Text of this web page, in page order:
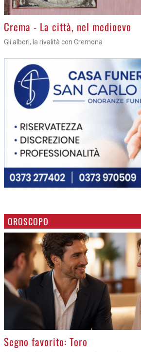
Crema - La città, nel medioevo
Gli albori, la rivalità con Cremona
OROSCOPO
>
Segno favorito: Toro